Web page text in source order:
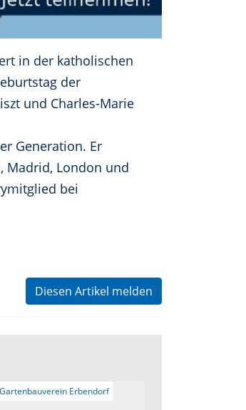
in der katholischen
der
und Charles-Marie
Generation. Er
Madrid, London und
bei
Diesen Artikel melden
Obst- und Gartenbauverein Erbendorf